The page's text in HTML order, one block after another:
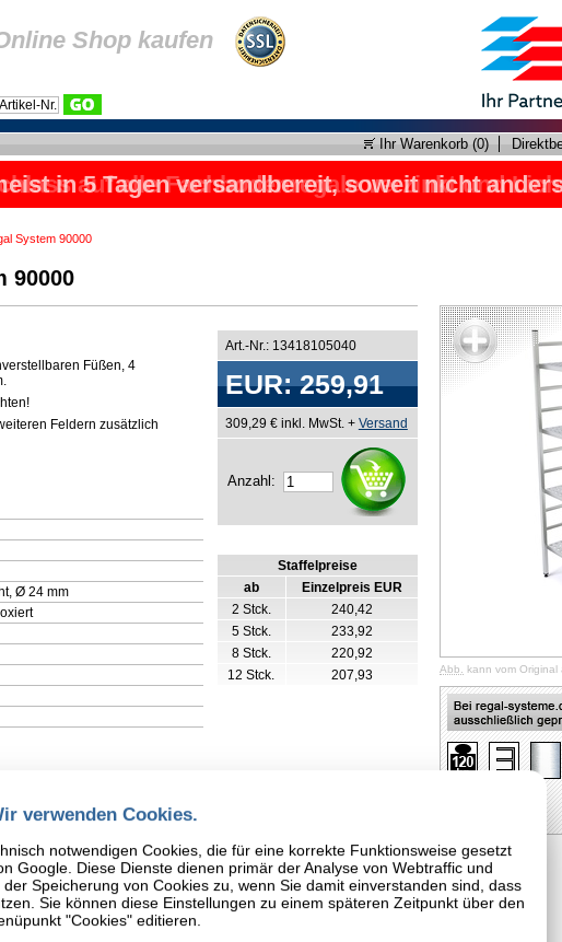
Shop kaufen
Ihr Warenkorb (0)
in 5 Tagen versandbereit, soweit nicht
System 90000
90000
Abb. kann vom Original
Art.-Nr.: 13418105040
EUR: 259,91
309,29 € inkl. MwSt. + Versand
Anzahl:
Staffelpreise
ab
Einzelpreis EUR
2 Stck.
240,42
5 Stck.
233,92
8 Stck.
220,92
12 Stck.
207,93
Füßen, 4
Feldern zusätzlich
Ø 24 mm
verwenden Cookies.
notwendigen Cookies, die für eine korrekte Funktionsweise gesetzt
Google. Diese Dienste dienen primär der Analyse von Webtraffic und
Speicherung von Cookies zu, wenn Sie damit einverstanden sind, dass
Sie können diese Einstellungen zu einem späteren Zeitpunkt über den
"Cookies" editieren.